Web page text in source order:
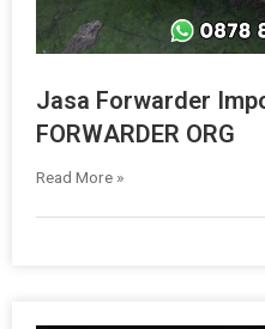
Jasa Forwarder
FORWARDER ORG
Read More »